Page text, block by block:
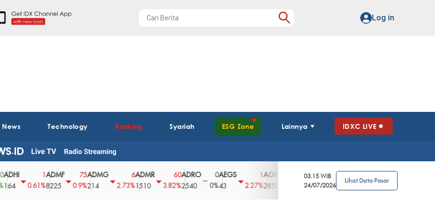
Log in
Technology Banking Syariah ESG Zone Lainnya IDXC LIVE
0.61%
ADMF
8225
75
0.9%
ADMG
214
2.73%
ADMR
1510
60
3.82%
ADRO
2540
0
0%
AEGS
2.27%2850
3.39%
AGRO
4
2.63%
AGRS
62
0%
03.15 WIB
24/07/2026
Lihat Data Pasar